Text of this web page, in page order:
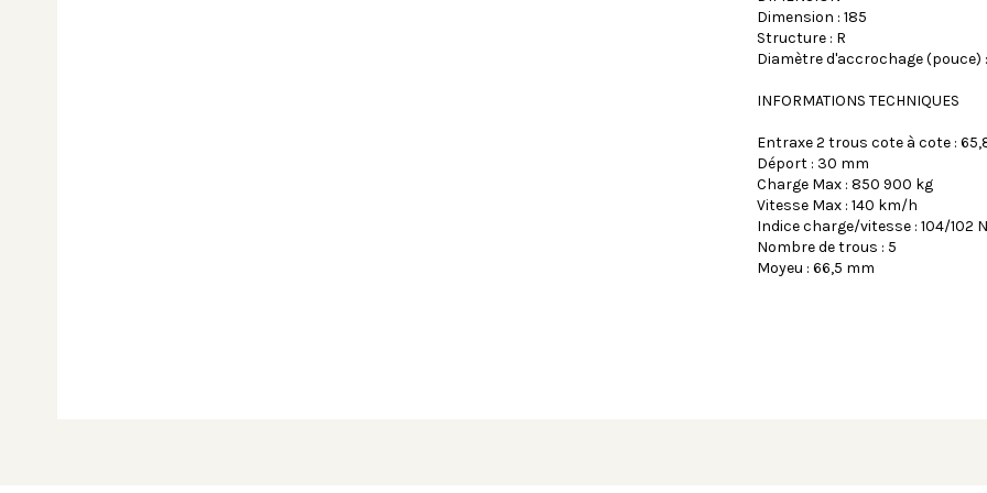
Dimension : 185
Structure : R
Diamètre d'accrochage (pouce) :
INFORMATIONS TECHNIQUES
Entraxe 2 trous cote à cote :
Déport : 30 mm
Charge Max : 850 900 kg
Vitesse Max : 140 km/h
Indice charge/vitesse : 104/102 N
Nombre de trous : 5
Moyeu : 66,5 mm